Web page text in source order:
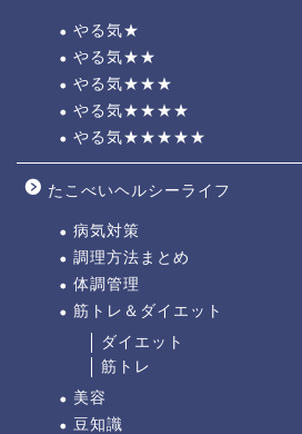
やる気★
やる気★★
やる気★★★
やる気★★★★
やる気★★★★★
たこべいヘルシーライフ
病気対策
調理方法まとめ
体調管理
筋トレ＆ダイエット
ダイエット
筋トレ
美容
豆知識